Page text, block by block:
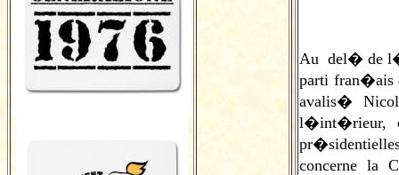
Au del� de
parti fran�ais
avalis�
l�int�rieur,
concerne la